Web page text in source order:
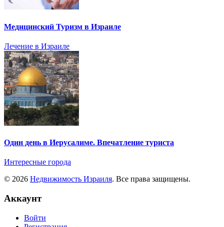
Медицинский Туризм в Израиле
Лечение в Израиле
Один день в Иерусалиме. Впечатление туриста
Интересные города
© 2026 Недвижимость Израиля. Все права защищены.
Аккаунт
Войти